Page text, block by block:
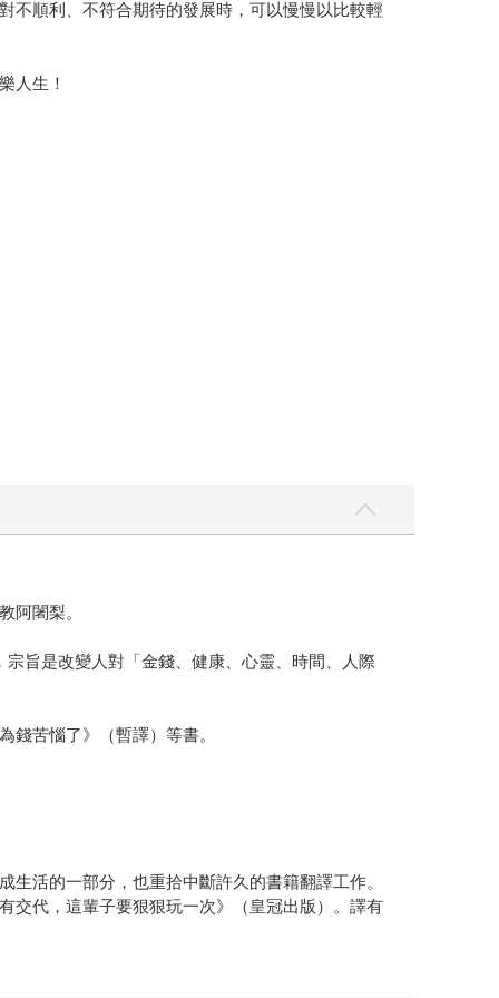
不順利、不符合期待的發展時，可以慢慢以比較輕
人生！
阿闍梨。
旨是改變人對「金錢、健康、心靈、時間、人際
錢苦惱了》（暫譯）等書。
活的一部分，也重拾中斷許久的書籍翻譯工作。
交代，這輩子要狠狠玩一次》（皇冠出版）。譯有